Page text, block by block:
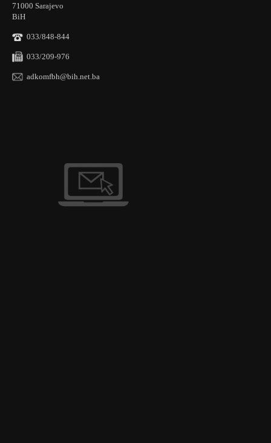
71000 Sarajevo
BiH
033/848-844
033/209-976
adkomfbh@bih.net.ba